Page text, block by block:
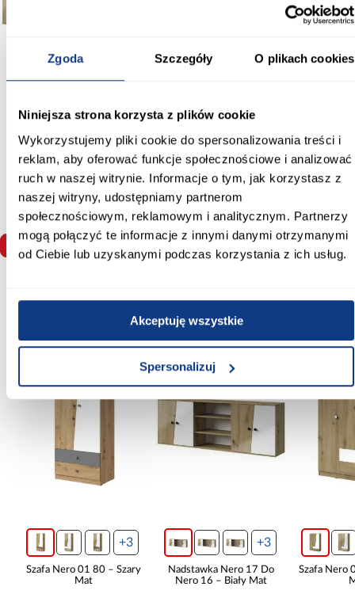
Zgoda Szczegóły O plikach cookies
Niniejsza strona korzysta z plików cookie
Wykorzystujemy pliki cookie do spersonalizowania treści i
reklam, aby oferować funkcje społecznościowe i analizować
ruch w naszej witrynie. Informacje o tym, jak korzystasz z
naszej witryny, udostępniamy partnerom
społecznościowym, reklamowym i analitycznym. Partnerzy
mogą połączyć te informacje z innymi danymi otrzymanymi
od Ciebie lub uzyskanymi podczas korzystania z ich usług.
Akceptuję wszystkie
Spersonalizuj
Nadstawka Nero 17 Do
Nero 16 – Biały
Połysk/czarny
1 029,00 zł
Dodaj do koszyka
Nadstawka Nero 17 Do
Nero 16 – Biały Mat/czarny
829,00 zł
Dodaj do koszyka
Nadstawka
Nero 16 –
829,00
Dodaj
Inni Klienci sprawdzali również
+3
Szafa Nero 01 80 – Szary
Mat
PORÓWNAJ
+3
Nadstawka Nero 17 Do
Nero 16 – Biały Mat
Szafa Nero